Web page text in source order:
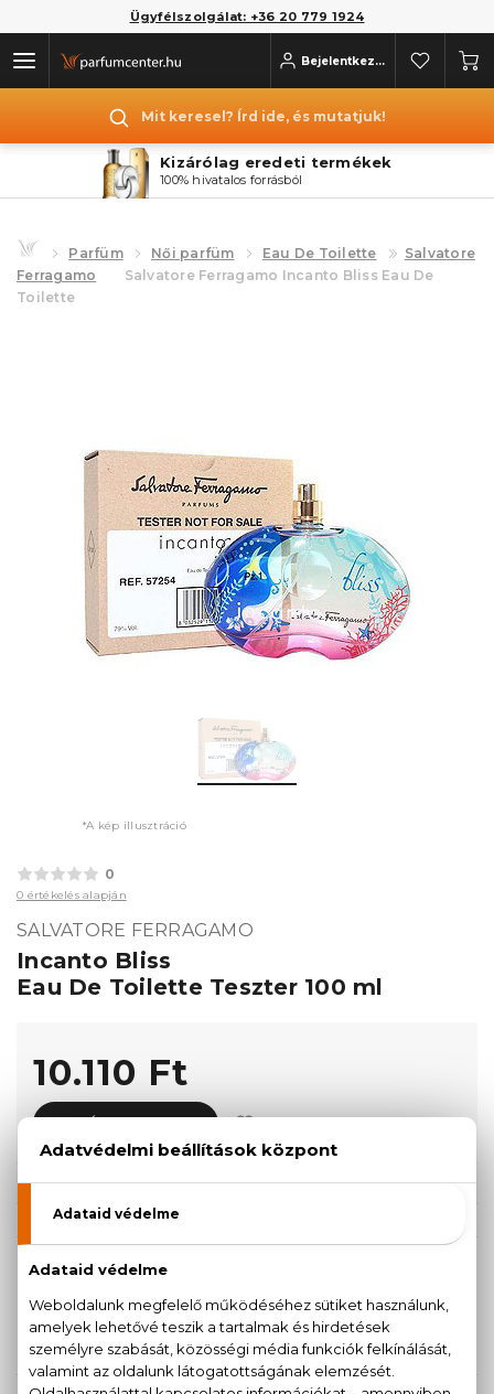
Ügyfélszolgálat: +36 20 779 1924
Bejelentkezés
Mit keresel? Írd ide, és mutatjuk!
Kizárólag eredeti termékek
100% hivatalos forrásból
Parfüm Női parfüm Eau De Toilette
Salvatore
Ferragamo
Salvatore Ferragamo Incanto Bliss Eau De
Toilette
*A kép illusztráció
0
0 értékelés alapján
SALVATORE FERRAGAMO
Incanto Bliss
Eau De Toilette Teszter 100 ml
10.110 Ft
Törzsvásárlóknak csak:9.605 Ft
10.110 Ft
KAPCSOLÓDÓ TERMÉKEK